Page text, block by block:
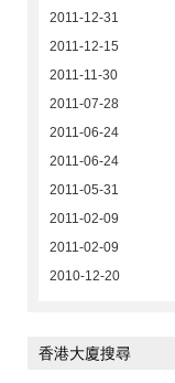
2011-12-31
2011-12-15
2011-11-30
2011-07-28
2011-06-24
2011-06-24
2011-05-31
2011-02-09
2011-02-09
2010-12-20
香港大廈搜尋